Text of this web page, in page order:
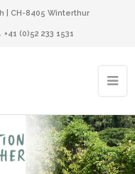
| CH-8405 Winterthur
+41 (0)52 233 1531